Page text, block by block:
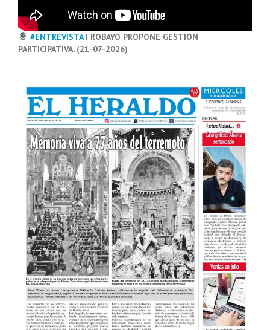
#ENTREVISTA| ROBAYO PROPONE GESTIÓN
PARTICIPATIVA. (21-07-2026)